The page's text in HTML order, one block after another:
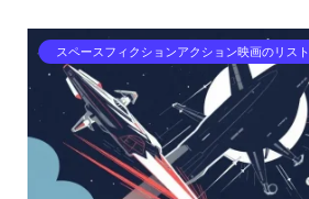
スペースフィクションアクション映画のリスト